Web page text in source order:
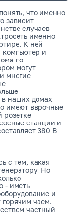
что именно
зависит
случаев
именно
К ней
компьютер и
по
могут
многие
в наших домах
имеют вврочные
розетке
станции и
380 В
с тем, какая
Но
- иметь
и
горячим чаем.
частный